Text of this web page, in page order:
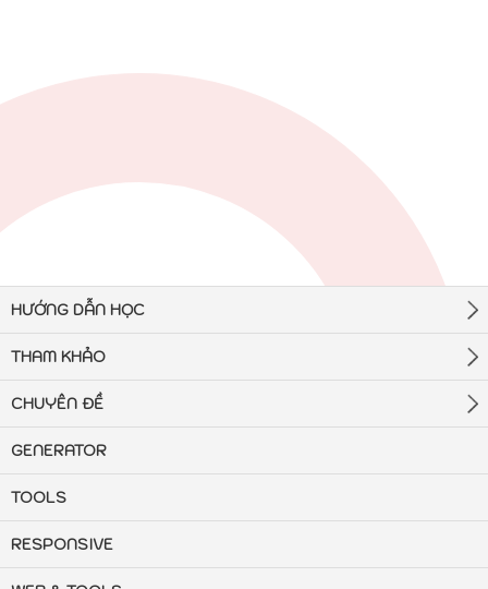
HƯỚNG DẪN HỌC
THAM KHẢO
CHUYÊN ĐỀ
GENERATOR
TOOLS
RESPONSIVE